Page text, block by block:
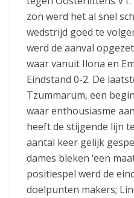
zon werd het al snel
wedstrijd goed te
werd de aanval
waar vanuit Ilona en
Eindstand 0-2. De
Tzummarum, een
waar enthousiasme
heeft de stijgende lijn
aantal keer gelijk
dames bleken ‘een
positiespel werd de
doelpunten makers;